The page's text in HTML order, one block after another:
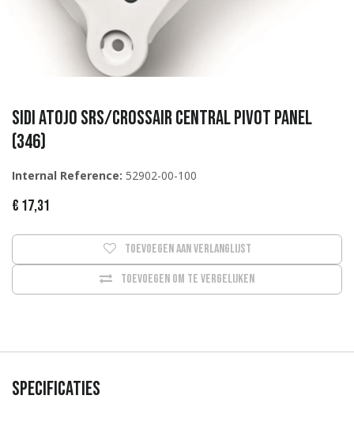
Sidi ATOJO SRS/Crossair Central pivot panel
(346)
Internal Reference: 52902-00-100
€ 17,31
Toevoegen om te vergelijken
Toevoegen aan verlanglijst
Specificaties